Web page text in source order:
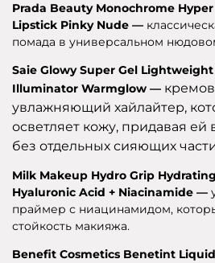
Prada Beauty Monochrome
Lipstick Pinky Nude —
помада в универсальном
Saie Glowy Super Gel
Illuminator Warmglow —
увлажняющий хайлайтер,
осветляет кожу, придавая
без отдельных сияющих
Milk Makeup Hydro Grip
Hyaluronic Acid + Niacinamide —
праймер с ниацинамидом,
стойкость макияжа.
Benefit Cosmetics Benetint